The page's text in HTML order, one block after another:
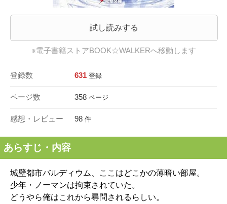
試し読みする
※電子書籍ストアBOOK☆WALKERへ移動します
登録数 631 登録
ページ数 358 ページ
感想・レビュー 98 件
あらすじ・内容
城壁都市バルディウム、ここはどこかの薄暗い部屋。
少年・ノーマンは拘束されていた。
どうやら俺はこれから尋問されるらしい。